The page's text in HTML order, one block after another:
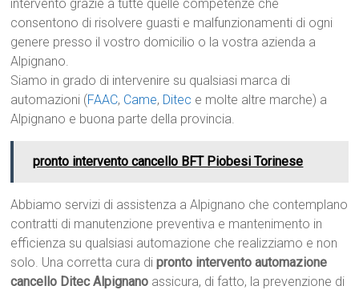
intervento grazie a tutte quelle competenze che
consentono di risolvere guasti e malfunzionamenti di ogni
genere presso il vostro domicilio o la vostra azienda a
Alpignano.
Siamo in grado di intervenire su qualsiasi marca di
automazioni (FAAC, Came, Ditec e molte altre marche) a
Alpignano e buona parte della provincia.
pronto intervento cancello BFT Piobesi Torinese
Abbiamo servizi di assistenza a Alpignano che contemplano
contratti di manutenzione preventiva e mantenimento in
efficienza su qualsiasi automazione che realizziamo e non
solo. Una corretta cura dipronto intervento automazione
cancello Ditec Alpignano assicura, di fatto, la prevenzione di